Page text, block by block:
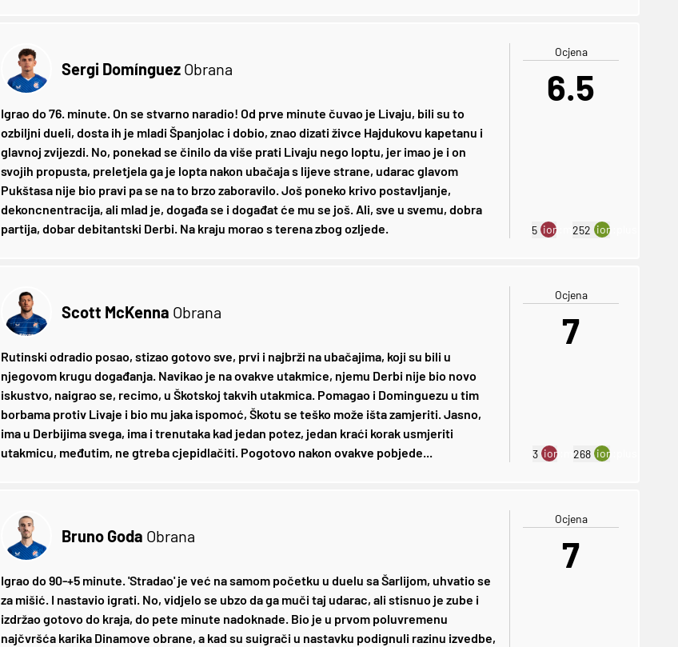
Sergi Domínguez Obrana
Igrao do 76. minute. On se stvarno naradio! Od prve minute čuvao je Livaju, bili su to
ozbiljni dueli, dosta ih je mladi Španjolac i dobio, znao dizati živce Hajdukovu kapetanu i
glavnoj zvijezdi. No, ponekad se činilo da više prati Livaju nego loptu, jer imao je i on
svojih propusta, preletjela ga je lopta nakon ubačaja s lijeve strane, udarac glavom
Pukštasa nije bio pravi pa se na to brzo zaboravilo. Još poneko krivo postavljanje,
dekoncnentracija, ali mlad je, događa se i događat će mu se još. Ali, sve u svemu, dobra
partija, dobar debitantski Derbi. Na kraju morao s terena zbog ozljede.
Ocjena
6.5
5 ion:minus
252 ion:plus
Scott McKenna Obrana
Rutinski odradio posao, stizao gotovo sve, prvi i najbrži na ubačajima, koji su bili u
njegovom krugu događanja. Navikao je na ovakve utakmice, njemu Derbi nije bio novo
iskustvo, naigrao se, recimo, u Škotskoj takvih utakmica. Pomagao i Dominguezu u tim
borbama protiv Livaje i bio mu jaka ispomoć, Škotu se teško može išta zamjeriti. Jasno,
ima u Derbijima svega, ima i trenutaka kad jedan potez, jedan kraći korak usmjeriti
utakmicu, međutim, ne gtreba cjepidlačiti. Pogotovo nakon ovakve pobjede...
Ocjena
7
3 ion:minus
268 ion:plus
Bruno Goda Obrana
Igrao do 90-+5 minute. 'Stradao' je već na samom početku u duelu sa Šarlijom, uhvatio se
za mišić. I nastavio igrati. No, vidjelo se ubzo da ga muči taj udarac, ali stisnuo je zube i
izdržao gotovo do kraja, do pete minute nadoknade. Bio je u prvom poluvremenu
najčvršća karika Dinamove obrane, a kad su suigrači u nastavku podignuli razinu izvedbe,
Ocjena
7